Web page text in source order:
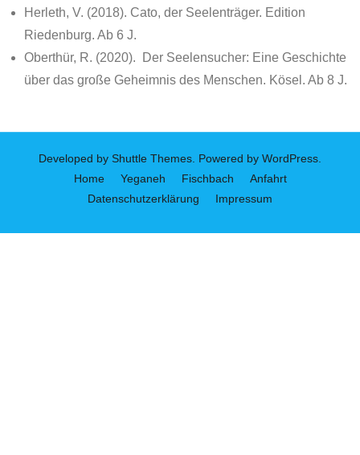
Herleth, V. (2018). Cato, der Seelenträger. Edition
Riedenburg. Ab 6 J.
Oberthür, R. (2020). Der Seelensucher: Eine Geschichte
über das große Geheimnis des Menschen. Kösel. Ab 8 J.
Developed by Shuttle Themes . Powered by WordPress
Home
Yeganeh Fischbach
Anfahrt
Datenschutzerklärung
Impressum